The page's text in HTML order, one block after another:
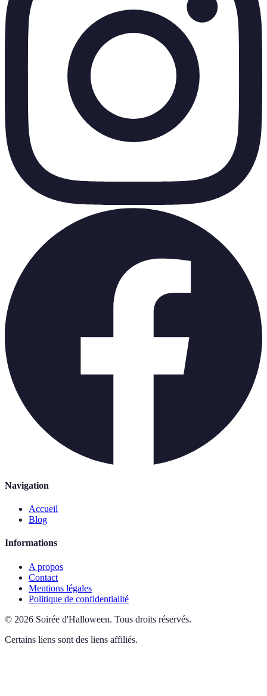
Navigation
Accueil
Blog
Informations
A propos
Contact
Mentions légales
Politique de confidentialité
© 2026 Soirée d'Halloween. Tous droits réservés.
Certains liens sont des liens affiliés.